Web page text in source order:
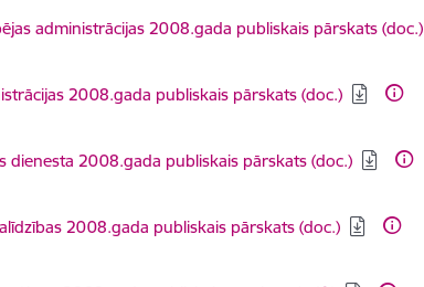
administrācijas 2008.gada publiskais pārskats (doc.)
2008.gada publiskais pārskats (doc.)
dienesta 2008.gada publiskais pārskats (doc.)
2008.gada publiskais pārskats (doc.)